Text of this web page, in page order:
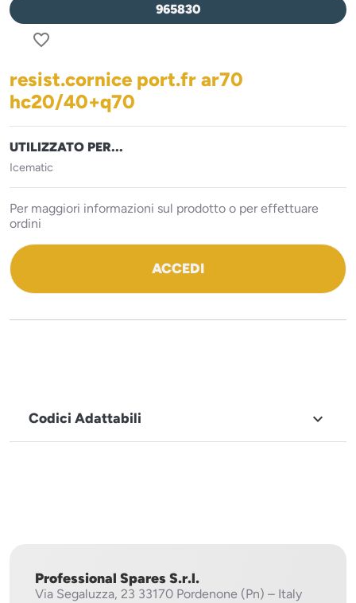
965830
favorite_border
resist.cornice port.fr ar70
hc20/40+q70
UTILIZZATO PER...
Icematic
Per maggiori informazioni sul prodotto o per effettuare
ordini
ACCEDI
Codici Adattabili 
Professional Spares S.r.l.
Via Segaluzza, 23 33170 Pordenone (Pn) – Italy